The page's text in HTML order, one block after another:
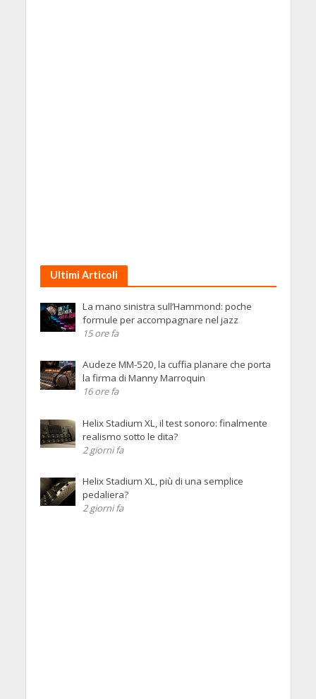
Ultimi Articoli
La mano sinistra sull’Hammond: poche
formule per accompagnare nel jazz
15 ore fa
Audeze MM-520, la cuffia planare che porta
la firma di Manny Marroquin
16 ore fa
Helix Stadium XL, il test sonoro: finalmente
realismo sotto le dita?
2 giorni fa
Helix Stadium XL, più di una semplice
pedaliera?
2 giorni fa